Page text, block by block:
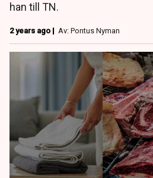
han till TN.
2 years ago | Av: Pontus Nyman